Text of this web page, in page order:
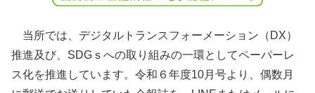
当所では、デジタルトランスフォーメーション（DX）
推進及び、SDGｓへの取り組みの一環としてペーパーレ
ス化を推進しています。令和６年度10月号より、偶数月